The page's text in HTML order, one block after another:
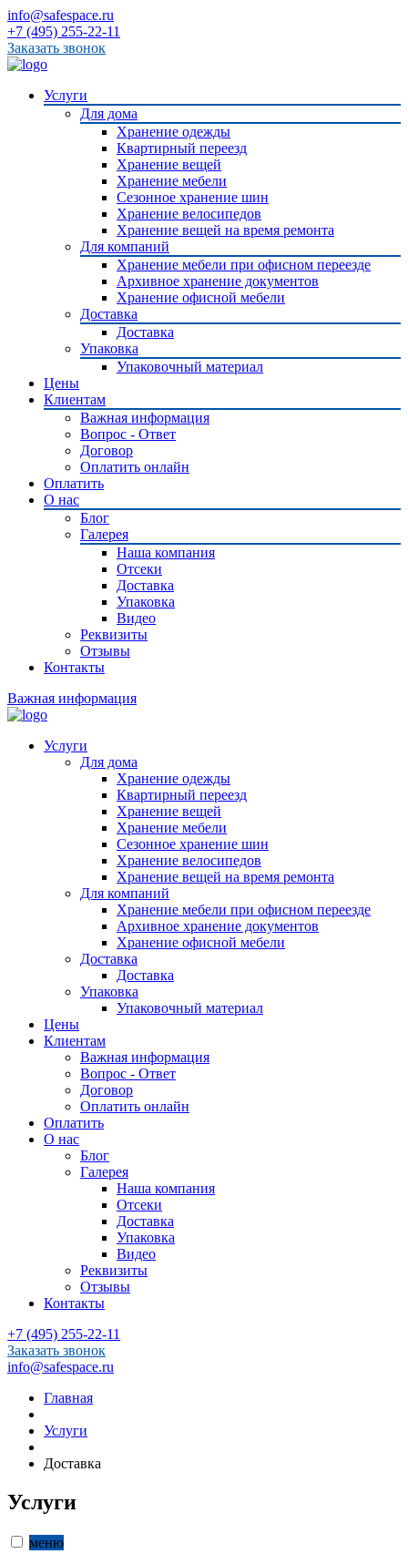
info@safespace.ru
+7 (495) 255-22-11
Заказать звонок
Услуги
Для дома
Хранение одежды
Квартирный переезд
Хранение вещей
Хранение мебели
Сезонное хранение шин
Хранение велосипедов
Хранение вещей на время ремонта
Для компаний
Хранение мебели при офисном переезде
Архивное хранение документов
Хранение офисной мебели
Доставка
Доставка
Упаковка
Упаковочный материал
Цены
Клиентам
Важная информация
Вопрос - Ответ
Договор
Оплатить онлайн
Оплатить
О нас
Блог
Галерея
Наша компания
Отсеки
Доставка
Упаковка
Видео
Реквизиты
Отзывы
Контакты
Важная информация
Услуги
Для дома
Хранение одежды
Квартирный переезд
Хранение вещей
Хранение мебели
Сезонное хранение шин
Хранение велосипедов
Хранение вещей на время ремонта
Для компаний
Хранение мебели при офисном переезде
Архивное хранение документов
Хранение офисной мебели
Доставка
Доставка
Упаковка
Упаковочный материал
Цены
Клиентам
Важная информация
Вопрос - Ответ
Договор
Оплатить онлайн
Оплатить
О нас
Блог
Галерея
Наша компания
Отсеки
Доставка
Упаковка
Видео
Реквизиты
Отзывы
Контакты
+7 (495) 255-22-11
Заказать звонок
info@safespace.ru
Главная
Услуги
Доставка
Услуги
меню